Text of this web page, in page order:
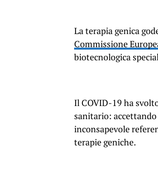
La terapia genica
Commissione
biotecnologica
Il COVID-19 ha
sanitario:
inconsapevole
terapie geniche.